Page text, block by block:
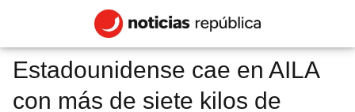
Estadounidense cae en AILA
con más de siete kilos de